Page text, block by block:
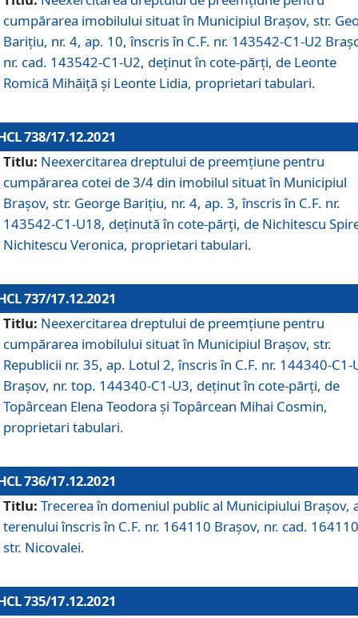
cumpărarea imobilului situat în Municipiul Braşov, str.
Barițiu, nr. 4, ap. 10, înscris în C.F. nr. 143542-C1-U2
nr. cad. 143542-C1-U2, deținut în cote-părți, de Leonte
Romică Mihăiță și Leonte Lidia, proprietari tabulari.
738/17.12.2021
Titlu: Neexercitarea dreptului de preemţiune pentru
cumpărarea cotei de 3/4 din imobilul situat în Municipiul
Braşov, str. George Barițiu, nr. 4, ap. 3, înscris în C.F. nr.
143542-C1-U18, deținută în cote-părți, de Nichitescu
Nichitescu Veronica, proprietari tabulari.
737/17.12.2021
Titlu: Neexercitarea dreptului de preemţiune pentru
cumpărarea imobilului situat în Municipiul Braşov, str.
Republicii nr. 35, ap. Lotul 2, înscris în C.F. nr. 144340-C1-
Brașov, nr. top. 144340-C1-U3, deținut în cote-părți, de
Topârcean Elena Teodora și Topârcean Mihai Cosmin,
proprietari tabulari.
736/17.12.2021
Titlu: Trecerea în domeniul public al Municipiului Braşov,
terenului înscris în C.F. nr. 164110 Brașov, nr. cad.
str. Nicovalei.
735/17.12.2021